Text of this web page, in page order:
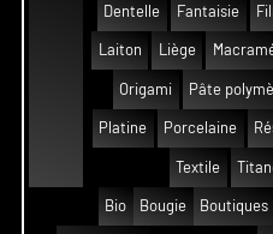
Dentelle Fantaisie
Laiton Liège
Origami Pâte
Platine Porcelaine
Textile
Bio Bougie Boutiques